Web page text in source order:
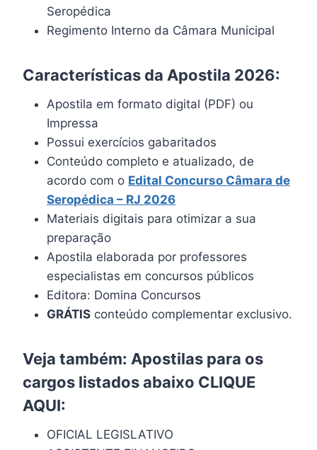
Seropédica
Regimento Interno da Câmara Municipal
Características da Apostila 2026:
Apostila em formato digital (PDF) ou
Impressa
Possui exercícios gabaritados
Conteúdo completo e atualizado, de
acordo com o Edital Concurso Câmara de
Seropédica – RJ 2026
Materiais digitais para otimizar a sua
preparação
Apostila elaborada por professores
especialistas em concursos públicos
Editora: Domina Concursos
GRÁTIS conteúdo complementar exclusivo.
Veja também: Apostilas para os
cargos listados abaixo CLIQUE
AQUI:
OFICIAL LEGISLATIVO